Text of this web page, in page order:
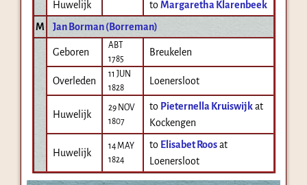
Huwelijk toMargaretha Klarenbeek
M
Jan Borman (Borreman)
Geboren
ABT
1785
Breukelen
Overleden
11 JUN
1828
Loenersloot
Huwelijk
29 NOV
1807
to Pieternella Kruiswijk at
Kockengen
Huwelijk
14 MAY
1824
to Elisabet Roos at
Loenersloot